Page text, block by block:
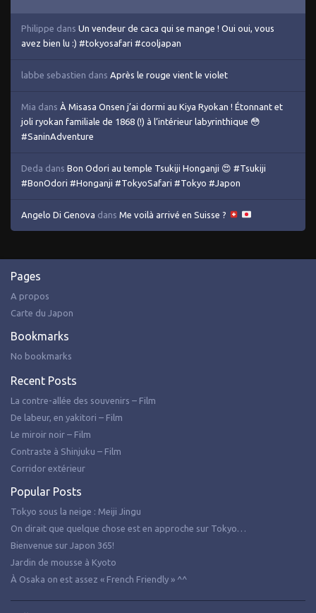
Philippe dans Un vendeur de caca qui se mange ! Oui oui, vous
avez bien lu :) #tokyosafari #cooljapan
labbe sebastien dans Après le rouge vient le violet
Mia dans À Misasa Onsen j’ai dormi au Kiya Ryokan ! Étonnant et
joli ryokan familiale de 1868 (!) à l’intérieur labyrinthique 😳
#SaninAdventure
Deda dans Bon Odori au temple Tsukiji Honganji 😍 #Tsukiji
#BonOdori #Honganji #TokyoSafari #Tokyo #Japon
Angelo Di Genova dans Me voilà arrivé en Suisse ?
Pages
A propos
Carte du Japon
Bookmarks
No bookmarks
Recent Posts
La contre-allée des souvenirs – Film
De labeur, en yakitori – Film
Le miroir noir – Film
Contraste à Shinjuku – Film
Corridor extérieur
Popular Posts
Tokyo sous la neige : Meiji Jingu
On dirait que quelque chose est en approche sur Tokyo…
Bienvenue sur Japon 365!
Jardin de mousse à Kyoto
À Osaka on est assez « French Friendly » ^^